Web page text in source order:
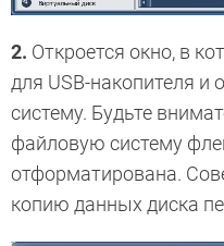
2. Откроется окно, в
для USB-накопителя
систему. Будьте
файловую систему
отформатирована.
копию данных диска